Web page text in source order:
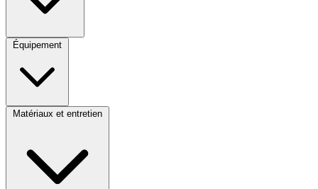
Équipement
Matériaux et entretien